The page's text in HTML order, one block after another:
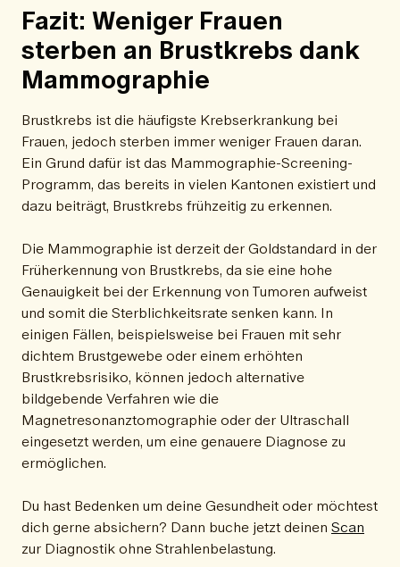
Fazit: Weniger Frauen
sterben an Brustkrebs dank
Mammographie
Brustkrebs ist die häufigste Krebserkrankung bei
Frauen, jedoch sterben immer weniger Frauen daran.
Ein Grund dafür ist das Mammographie-Screening-
Programm, das bereits in vielen Kantonen existiert und
dazu beiträgt, Brustkrebs frühzeitig zu erkennen.
Die Mammographie ist derzeit der Goldstandard in der
Früherkennung von Brustkrebs, da sie eine hohe
Genauigkeit bei der Erkennung von Tumoren aufweist
und somit die Sterblichkeitsrate senken kann. In
einigen Fällen, beispielsweise bei Frauen mit sehr
dichtem Brustgewebe oder einem erhöhten
Brustkrebsrisiko, können jedoch alternative
bildgebende Verfahren wie die
Magnetresonanztomographie oder der Ultraschall
eingesetzt werden, um eine genauere Diagnose zu
ermöglichen.
Du hast Bedenken um deine Gesundheit oder möchtest
dich gerne absichern? Dann buche jetzt deinen Scan
zur Diagnostik ohne Strahlenbelastung.